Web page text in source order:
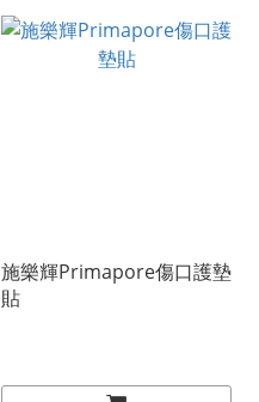
施樂輝Primapore傷口護墊
貼